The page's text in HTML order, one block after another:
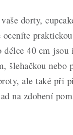
dorty,
délce 40 cm jsou
šlehačkou nebo
ale také při
na zdobení